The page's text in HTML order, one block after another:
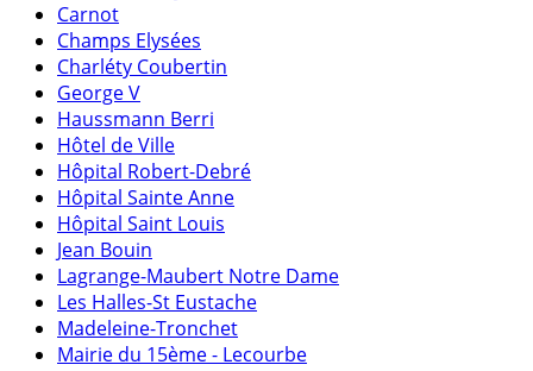
Carnot
Champs Elysées
Charléty Coubertin
George V
Haussmann Berri
Hôtel de Ville
Hôpital Robert-Debré
Hôpital Sainte Anne
Hôpital Saint Louis
Jean Bouin
Lagrange-Maubert Notre Dame
Les Halles-St Eustache
Madeleine-Tronchet
Mairie du 15ème - Lecourbe